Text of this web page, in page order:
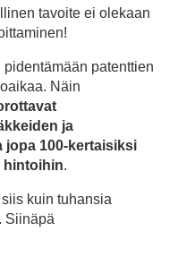
tavoite ei olekaan
patenttien
Näin
ja
100-kertaisiksi
hintoihin.
kuin tuhansia
Siinäpä